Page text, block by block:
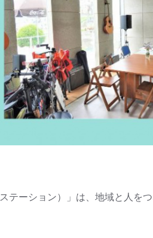
テーション）」は、地域と人を